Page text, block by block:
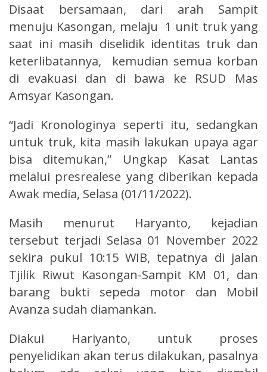
Disaat bersamaan, dari arah Sampit
menuju Kasongan, melaju 1 unit truk yang
saat ini masih diselidik identitas truk dan
keterlibatannya, kemudian semua korban
di evakuasi dan di bawa ke RSUD Mas
Amsyar Kasongan.
“Jadi Kronologinya seperti itu, sedangkan
untuk truk, kita masih lakukan upaya agar
bisa ditemukan,” Ungkap Kasat Lantas
melalui presrealese yang diberikan kepada
Awak media, Selasa (01/11/2022).
Masih menurut Haryanto, kejadian
tersebut terjadi Selasa 01 November 2022
sekira pukul 10:15 WIB, tepatnya di jalan
Tjilik Riwut Kasongan-Sampit KM 01, dan
barang bukti sepeda motor dan Mobil
Avanza sudah diamankan.
Diakui Hariyanto, untuk proses
penyelidikan akan terus dilakukan, pasalnya